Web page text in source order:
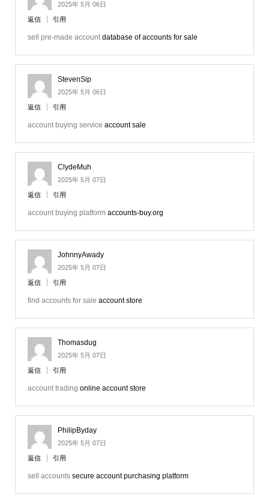
2025年 5月 06日
返信 引用
sell pre-made accountdatabase of accounts for sale
StevenSip
2025年 5月 06日
返信 引用
account buying service account sale
ClydeMuh
2025年 5月 07日
返信 引用
account buying platform accounts-buy.org
JohnnyAwady
2025年 5月 07日
返信 引用
find accounts for sale account store
Thomasdug
2025年 5月 07日
返信 引用
account trading online account store
PhilipByday
2025年 5月 07日
返信 引用
sell accounts secure account purchasing platform